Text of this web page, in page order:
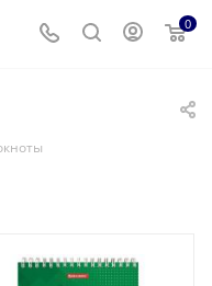
0